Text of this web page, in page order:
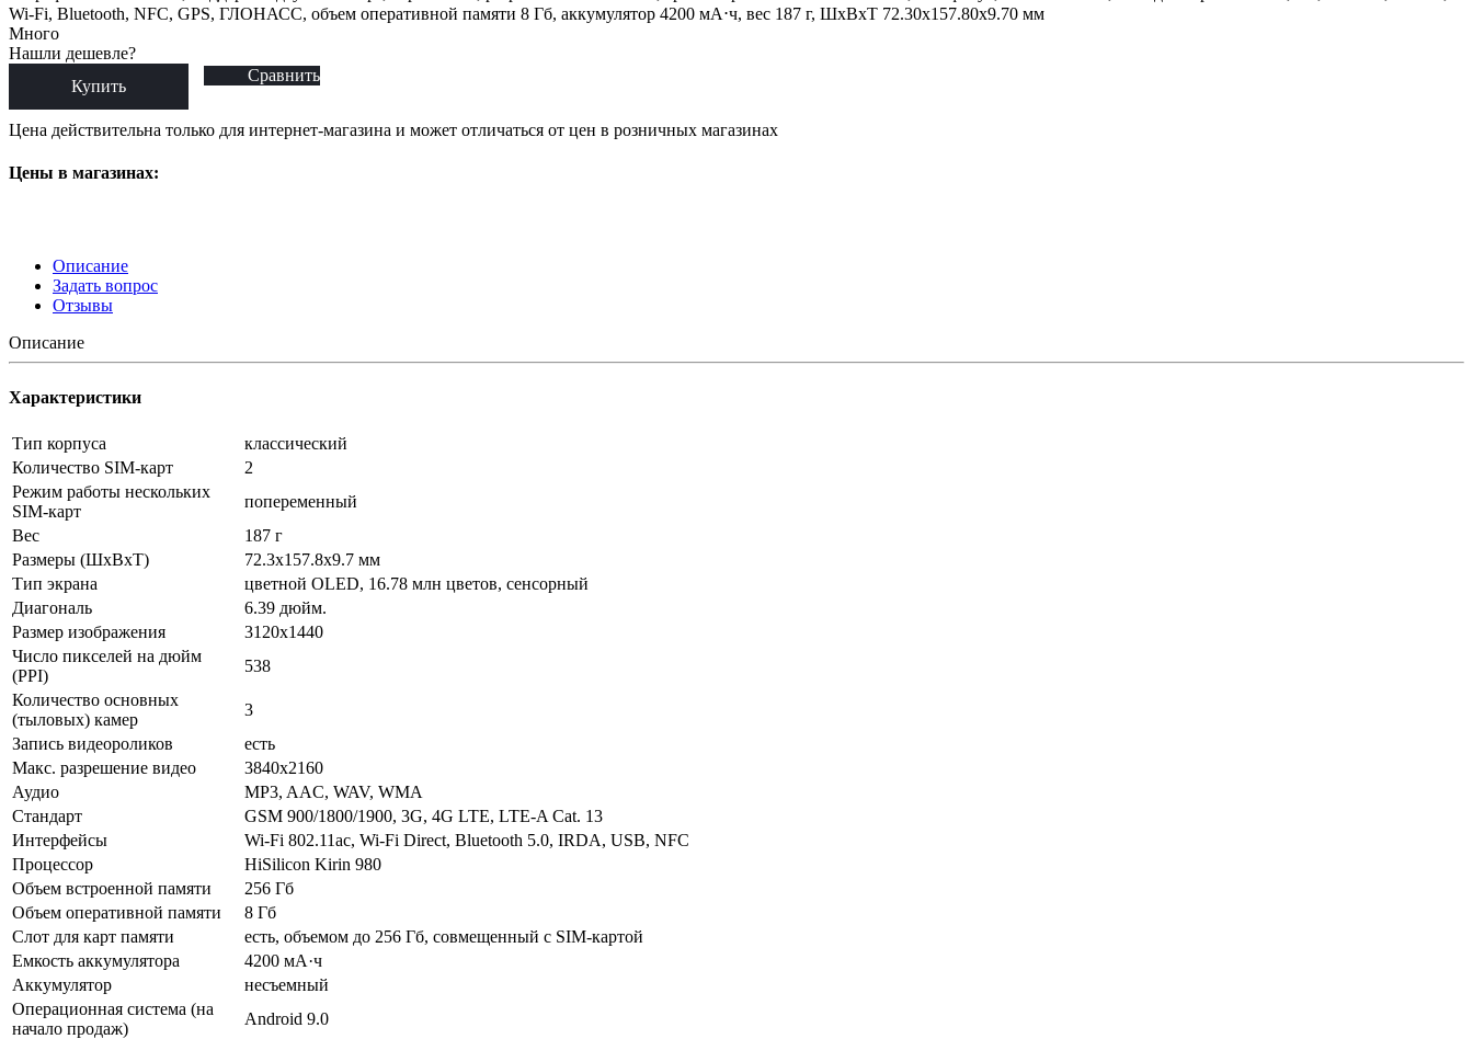
Wi-Fi, Bluetooth, NFC, GPS, ГЛОНАСС, объем оперативной памяти 8 Гб, аккумулятор 4200 мА⋅ч, вес 187 г, ШxВxТ 72.30x157.80x9.70 мм
Много
Нашли дешевле?
Купить
Сравнить
Цена действительна только для интернет-магазина и может отличаться от цен в розничных магазинах
Цены в магазинах:
Описание
Задать вопрос
Отзывы
Описание
Характеристики
Тип корпуса
классический
Количество SIM-карт
2
Режим работы нескольких
SIM-карт
попеременный
Вес
187 г
Размеры (ШxВxТ)
72.3x157.8x9.7 мм
Тип экрана
цветной OLED, 16.78 млн цветов, сенсорный
Диагональ
6.39 дюйм.
Размер изображения
3120x1440
Число пикселей на дюйм
(PPI)
538
Количество основных
(тыловых) камер
3
Запись видеороликов
есть
Макс. разрешение видео
3840x2160
Аудио
MP3, AAC, WAV, WMA
Стандарт
GSM 900/1800/1900, 3G, 4G LTE, LTE-A Cat. 13
Интерфейсы
Wi-Fi 802.11ac, Wi-Fi Direct, Bluetooth 5.0, IRDA, USB, NFC
Процессор
HiSilicon Kirin 980
Объем встроенной памяти
256 Гб
Объем оперативной памяти
8 Гб
Слот для карт памяти
есть, объемом до 256 Гб, совмещенный с SIM-картой
Емкость аккумулятора
4200 мА·ч
Аккумулятор
несъемный
Операционная система (на
начало продаж)
Android 9.0